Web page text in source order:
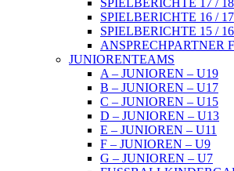
SPIELBERICHTE 17 / 18
SPIELBERICHTE 16 / 17
SPIELBERICHTE 15 / 16
ANSPRECHPARTNER
JUNIORENTEAMS
A – JUNIOREN – U19
B – JUNIOREN – U17
C – JUNIOREN – U15
D – JUNIOREN – U13
E – JUNIOREN – U11
F – JUNIOREN – U9
G – JUNIOREN – U7